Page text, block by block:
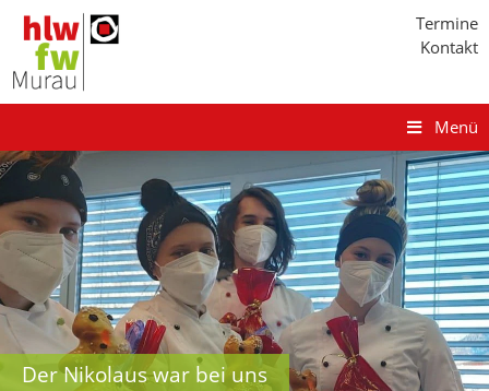
Termine
Kontakt
Menü
Der Nikolaus war bei uns